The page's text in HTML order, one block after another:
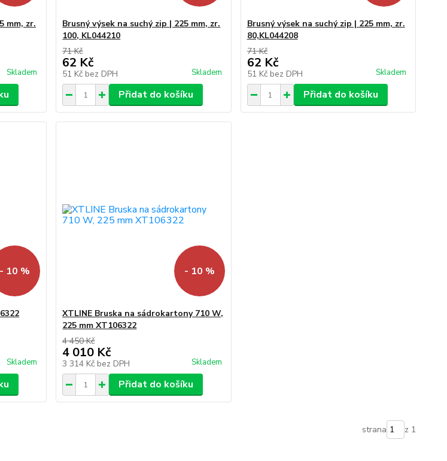
mm, zr.
Skladem
Brusný výsek na suchý zip | 225 mm, zr.
100, KL044210
71 Kč
62 Kč
51 Kč bez DPH Skladem
Přidat do košíku
Brusný výsek na suchý zip | 225 mm, zr.
80,KL044208
71 Kč
62 Kč
51 Kč bez DPH Skladem
Přidat do košíku
- 10 %
Skladem
- 10 %
XTLINE Bruska na sádrokartony 710 W,
225 mm XT106322
4 450 Kč
4 010 Kč
3 314 Kč bez DPH Skladem
Přidat do košíku
strana z 1